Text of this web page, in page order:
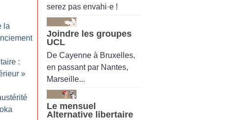
la
:
»
serez pas envahi·e !
Joindre les groupes
UCL
De Cayenne à Bruxelles,
en passant par Nantes,
Marseille...
Le mensuel
Alternative libertaire